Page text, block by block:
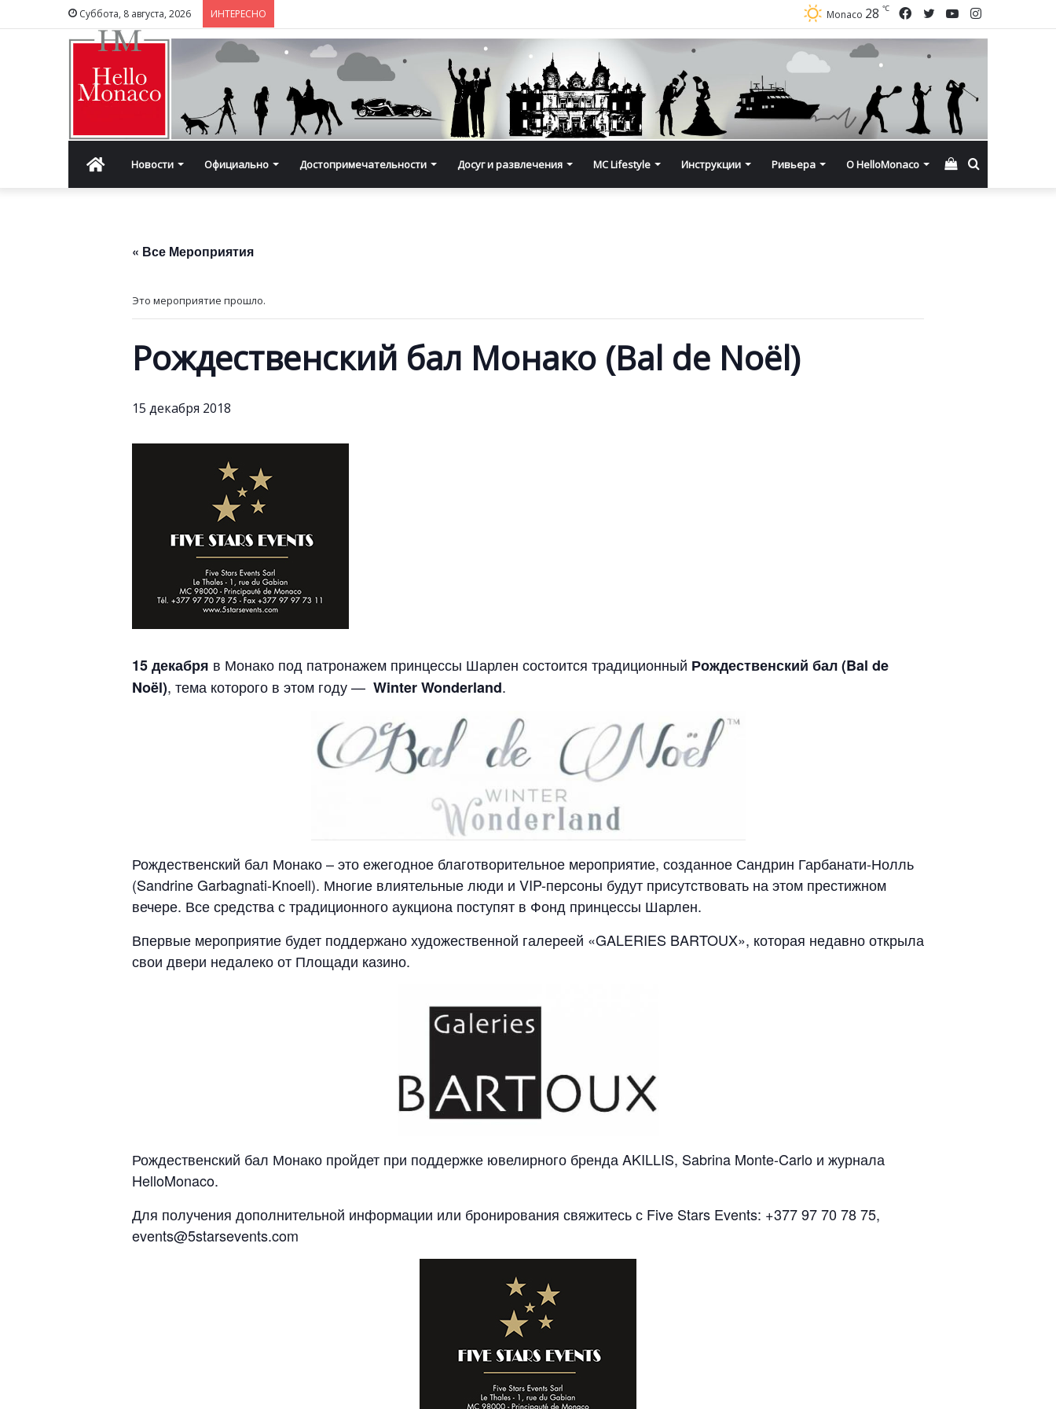
Суббота, 8 августа, 2026 ИНТЕРЕСНО Instagram
YouTube
Twitter
Facebook
Monaco 28 ℃
ГлавнаяНовости Официально Достопримечательности Досуг и развлечения MC Lifestyle Инструкции Ривьера О HelloMonaco Смотреть
« Все Мероприятия
Это мероприятие прошло.
Рождественский бал Монако (Bal de Noël)
15 декабря 2018
15 декабря в Монако под патронажем принцессы Шарлен состоится традиционный Рождественский бал(Bal de
Noël), тема которого в этом году — Winter Wonderland.
Рождественский бал Монако – это ежегодное благотворительное мероприятие, созданное Сандрин Гарбанати-Нолль
(Sandrine Garbagnati-Knoell). Многие влиятельные люди и VIP-персоны будут присутствовать на этом престижном
вечере. Все средства с традиционного аукциона поступят в Фонд принцессы Шарлен.
Впервые мероприятие будет поддержано художественной галереей «GALERIES BARTOUX», которая недавно открыла
свои двери недалеко от Площади казино.
Рождественский бал Монако пройдет при поддержке ювелирного бренда AKILLIS, Sabrina Monte-Carlo и журнала
HelloMonaco.
Для получения дополнительной информации или бронирования свяжитесь с Five Stars Events: +377 97 70 78 75,
events@5starsevents.com